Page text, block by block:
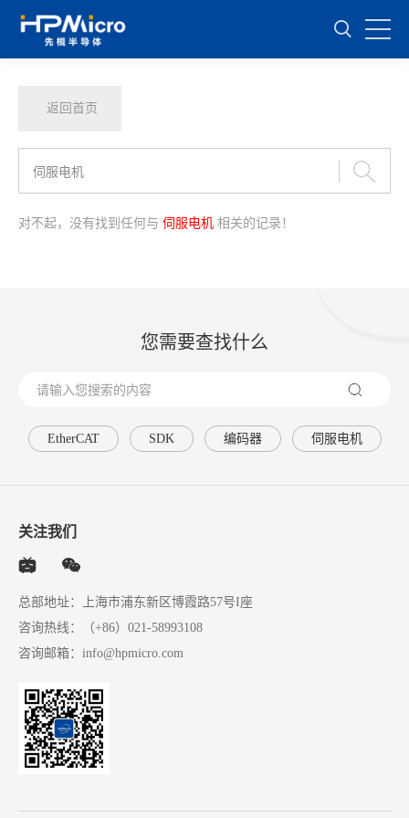
返回首页
对不起，没有找到任何与 伺服电机 相关的记录！
您需要查找什么
EtherCAT SDK 编码器 伺服电机
关注我们
总部地址：上海市浦东新区博霞路57号I座
咨询热线：
（+86）021-58993108
咨询邮箱： info@hpmicro.com